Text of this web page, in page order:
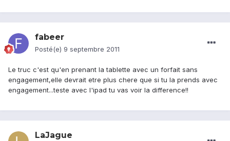
fabeer
Posté(e) 9 septembre 2011
Le truc c'est qu'en prenant la tablette avec un forfait sans
engagement,elle devrait etre plus chere que si tu la prends avec
engagement...teste avec l'ipad tu vas voir la difference!!
LaJague